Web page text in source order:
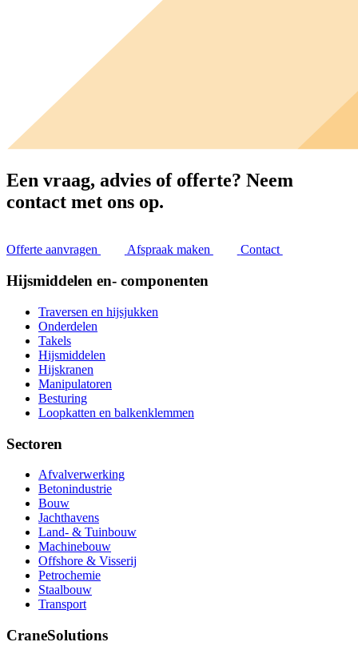
Een vraag, advies of offerte? Neem
contact met ons op.
Offerte aanvragen Afspraak maken Contact
Hijsmiddelen en- componenten
Traversen en hijsjukken
Onderdelen
Takels
Hijsmiddelen
Hijskranen
Manipulatoren
Besturing
Loopkatten en balkenklemmen
Sectoren
Afvalverwerking
Betonindustrie
Bouw
Jachthavens
Land- & Tuinbouw
Machinebouw
Offshore & Visserij
Petrochemie
Staalbouw
Transport
CraneSolutions